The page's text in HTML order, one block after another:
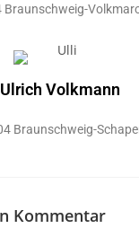
Braunschweig-
Ulrich Volkmann
Braunschweig-
Kommentar